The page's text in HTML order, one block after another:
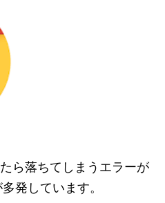
ら落ちてしまうエラーが
発しています。